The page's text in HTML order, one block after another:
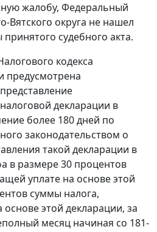
жалобу, Федеральный
Вятского округа не нашел
судебного акта.
кодекса
предусмотрена
декларации в
более 180 дней по
законодательством о
такой декларации в
в размере 30 процентов
уплате на основе этой
суммы налога,
этой декларации, за
месяц начиная со 181-